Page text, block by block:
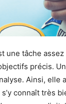
une tâche
précis.
Ainsi,
connaît très